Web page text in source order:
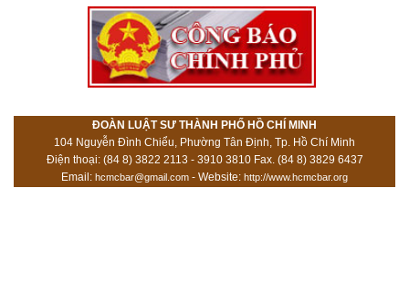
ĐOÀN LUẬT SƯ THÀNH PHỐ HỒ CHÍ MINH
104 Nguyễn Đình Chiểu, Phường Tân Định, Tp. Hồ Chí Minh
Điện thoại: (84 8) 3822 2113 - 3910 3810 Fax. (84 8) 3829 6437
Email: hcmcbar@gmail.com - Website: http://www.hcmcbar.org